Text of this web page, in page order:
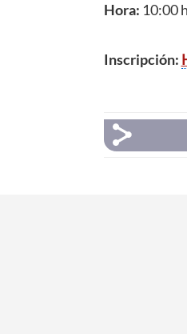
Hora: 10:00
Inscripción: